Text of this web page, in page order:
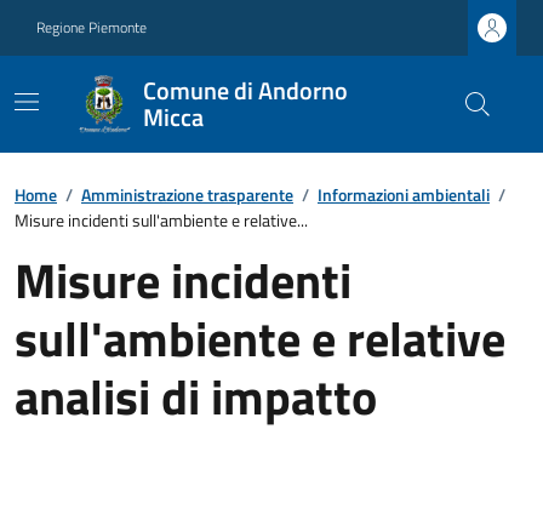
Regione Piemonte
Comune di Andorno
Micca
Home / Amministrazione trasparente / Informazioni ambientali /
Misure incidenti sull'ambiente e relative...
Misure incidenti
sull'ambiente e relative
analisi di impatto